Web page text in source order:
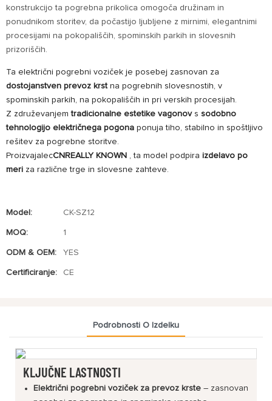
konstrukcijo ta pogrebna prikolica omogoča družinam in
ponudnikom storitev, da počastijo ljubljene z mirnimi, elegantnimi
procesijami na pokopališčih, spominskih parkih in slovesnih
prizoriščih.
Ta električni pogrebni voziček je posebej zasnovan za
dostojanstven prevoz krst na pogrebnih slovesnostih, v
spominskih parkih, na pokopališčih in pri verskih procesijah.
Z združevanjemtradicionalne estetike vagonovs sodobno
tehnologijo električnega pogona ponuja tiho, stabilno in spoštljivo
rešitev za pogrebne storitve.
ProizvajalecCNREALLY KNOWN , ta model podpira izdelavo po
meri za različne trge in slovesne zahteve.
Model: CK-SZ12
MOQ: 1
ODM & OEM: YES
Certificiranje: CE
Podrobnosti O Izdelku
KLJUČNE LASTNOSTI
Električni pogrebni voziček za prevoz krste – zasnovan